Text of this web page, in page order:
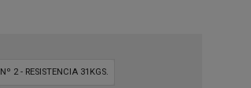
Nº 2 - RESISTENCIA 31KGS.